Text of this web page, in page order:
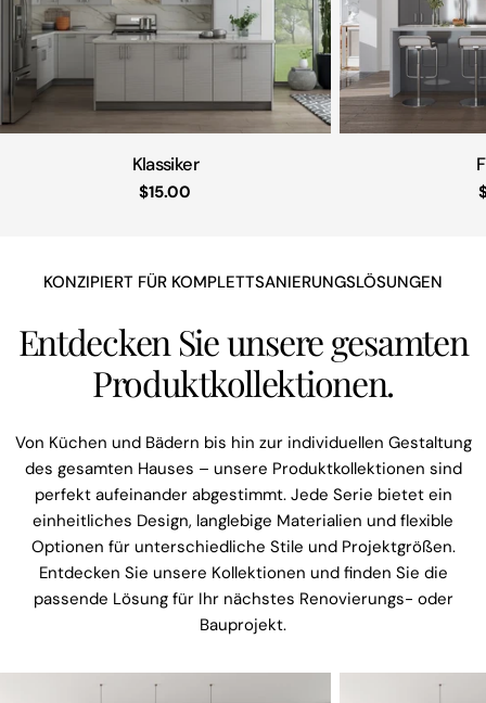
Klassiker
Regulärer
$15.00
KONZIPIERT FÜR KOMPLETTSANIERUNGSLÖSUNGEN
Entdecken Sie unsere gesamten
Produktkollektionen.
Von Küchen und Bädern bis hin zur individuellen Gestaltung
des gesamten Hauses – unsere Produktkollektionen sind
perfekt aufeinander abgestimmt. Jede Serie bietet ein
einheitliches Design, langlebige Materialien und flexible
Optionen für unterschiedliche Stile und Projektgrößen.
Entdecken Sie unsere Kollektionen und finden Sie die
passende Lösung für Ihr nächstes Renovierungs- oder
Bauprojekt.